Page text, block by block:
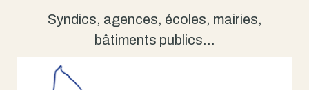
Syndics, agences, écoles, mairies,
bâtiments publics…